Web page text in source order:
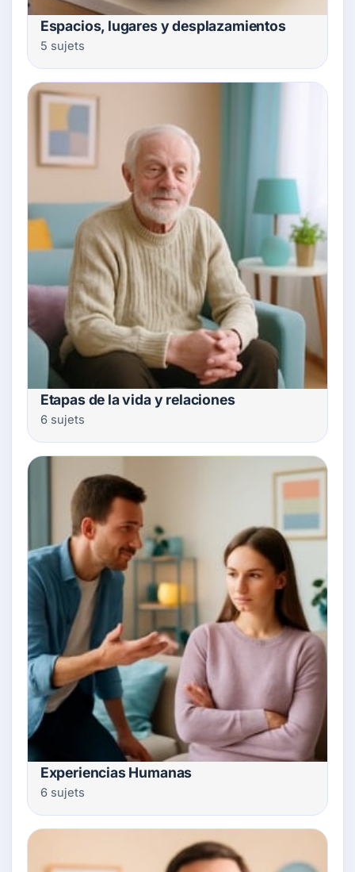
Espacios, lugares y desplazamientos
5 sujets
Etapas de la vida y relaciones
6 sujets
Experiencias Humanas
6 sujets